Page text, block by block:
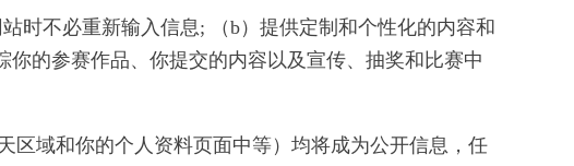
时不必重新输入信息; （b）提供定制和个性化的内容和
的参赛作品、你提交的内容以及宣传、抽奖和比赛中
区域和你的个人资料页面中等）均将成为公开信息，任